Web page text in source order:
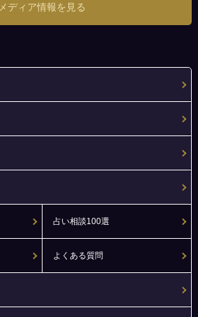
メディア情報を見る
占い相談100選
よくある質問